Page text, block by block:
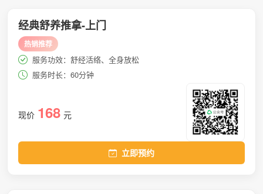
经典舒养推拿-上门
热销推荐
服务功效：舒经活络、全身放松
服务时长：60分钟
现价 168 元
立即预约